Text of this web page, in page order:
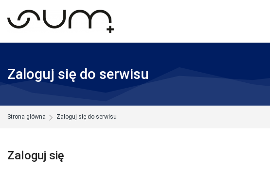
Zaloguj się do serwisu
Strona główna Zaloguj się do serwisu
Zaloguj się